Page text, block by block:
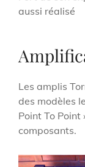
aussi réalisé
Les amplis
des modèles
Point To
composants.